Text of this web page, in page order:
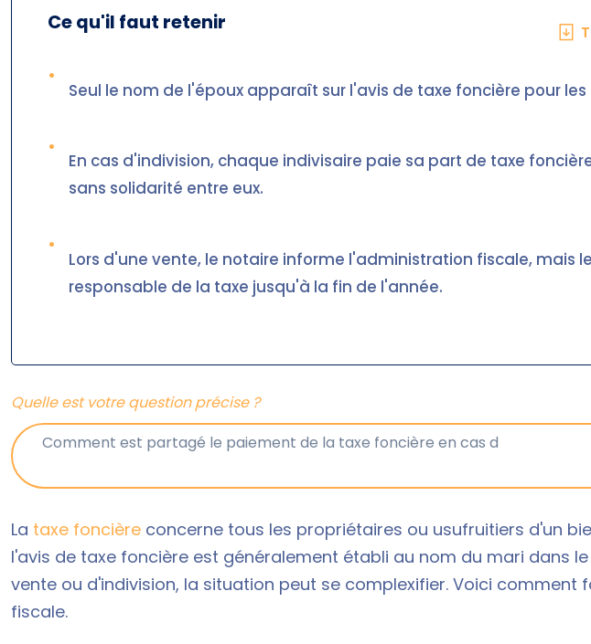
Ce qu'il faut retenir
•
Seul le nom de l'époux apparaît sur l'avis de taxe foncière pour
•
En cas d'indivision, chaque indivisaire paie sa part de taxe
sans solidarité entre eux.
•
Lors d'une vente, le notaire informe l'administration fiscale, mais
responsable de la taxe jusqu'à la fin de l'année.
Quelle est votre question précise ?
La taxe foncière concerne tous les propriétaires ou usufruitiers d'un
l'avis de taxe foncière est généralement établi au nom du mari dans le
vente ou d'indivision, la situation peut se complexifier. Voici comment
fiscale.